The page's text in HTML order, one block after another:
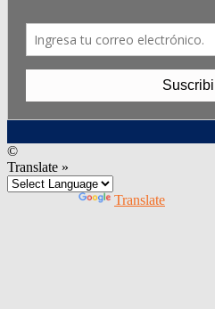
©
Translate »
Translate